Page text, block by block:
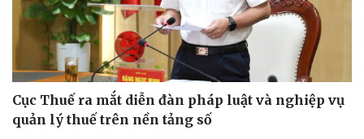
Sức khỏe
Đời sống
Cục Thuế ra mắt diễn đàn pháp luật và nghiệp vụ
quản lý thuế trên nền tảng số